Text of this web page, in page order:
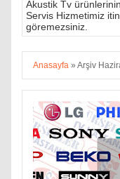
Akustik Tv
Servis Hizmetimiz
göremezsiniz.
Anasayfa » Arşiv